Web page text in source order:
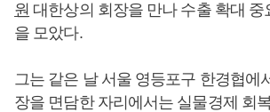
원 대한상의 회장을 만나 수출 확대 중
을 모았다.
그는 같은 날 서울 영등포구 한경협에
장을 면담한 자리에서는 실물경제 회